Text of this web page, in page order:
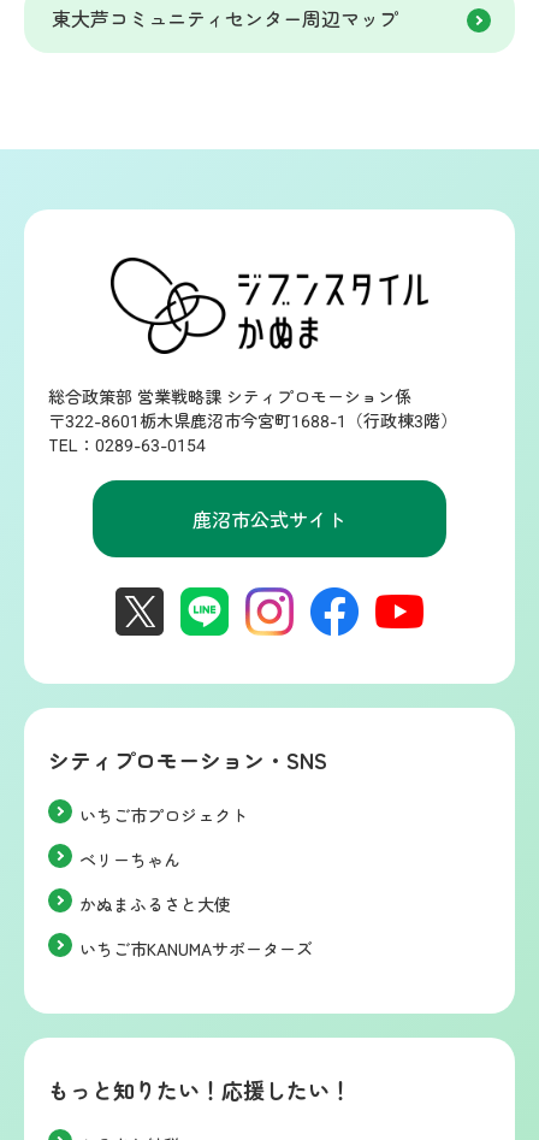
東大芦コミュニティセンター周辺マップ
総合政策部 営業戦略課 シティプロモーション係
〒322-8601栃木県鹿沼市今宮町1688-1（行政棟3階）
TEL：0289-63-0154
鹿沼市公式サイト
シティプロモーション・SNS
いちご市プロジェクト
ベリーちゃん
かぬまふるさと大使
いちご市KANUMAサポーターズ
もっと知りたい！応援したい！